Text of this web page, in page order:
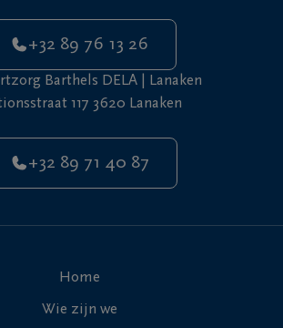
+32 89 76 13 26
Barthels DELA | Lanaken
117 3620 Lanaken
+32 89 71 40 87
Home
Wie zijn we